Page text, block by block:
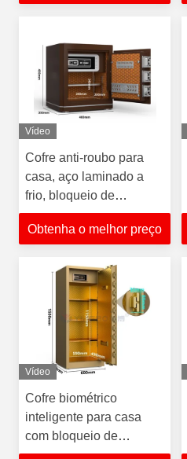
Vídeo
Cofre anti-roubo para
casa, aço laminado a
frio, bloqueio de
impressão digital,
melhor pequeno cofre
Obtenha o melhor preço
Vídeo
Cofre biométrico
inteligente para casa
com bloqueio de
impressão digital, o